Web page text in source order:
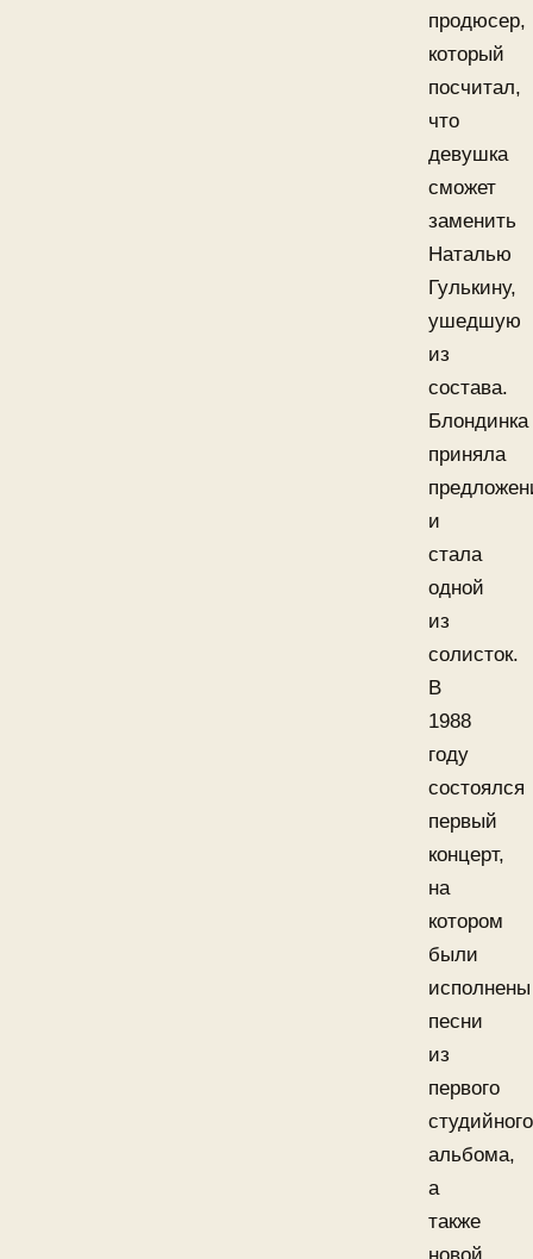
продюсер,
который
посчитал,
что
девушка
сможет
заменить
Наталью
Гулькину,
ушедшую
из
состава.
Блондинка
приняла
и
стала
одной
из
солисток.
В
1988
году
состоялся
первый
концерт,
на
котором
были
исполнены
песни
из
первого
студийного
альбома,
а
также
новой